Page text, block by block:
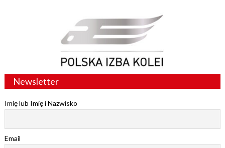
Newsletter
Imię lub Imię i Nazwisko
Email